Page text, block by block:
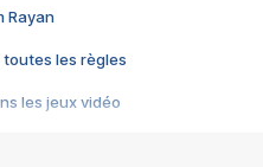
Rayan
toutes les règles
les jeux vidéo